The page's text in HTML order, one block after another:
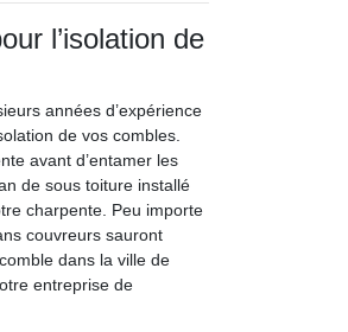
l’isolation de
années d’expérience
de vos combles.
avant d’entamer les
de sous toiture installé
charpente. Peu importe
couvreurs sauront
dans la ville de
entreprise de